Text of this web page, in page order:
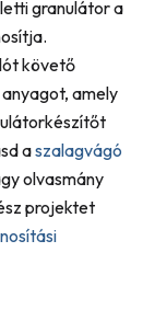
granulátor a
követő
amely
aszalagvágó
olvasmány
projektet